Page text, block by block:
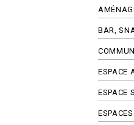
BAR,
ESPACE
ESPACE